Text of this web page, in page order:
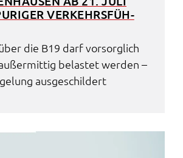
VERKEHRS­FÜH­
die B19 darf vorsorg­lich
belas­tet werden –
ausge­schil­dert